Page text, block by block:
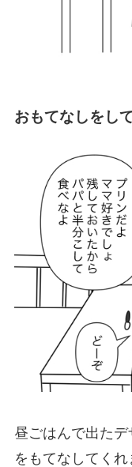
おもてなしをし
昼ごはんで出た
をもてなしてくれ